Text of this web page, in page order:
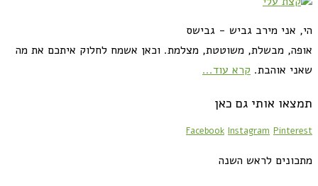
הי, אני מירב גביש - גבישס
אופה, מבשלת, משוטטת, מצלמת. וכאן אשמח לחלוק איתכם את מה
שאני אוהבת. קרא עוד...
תמצאו אותי גם כאן
Facebook Instagram Pinterest
מתכונים לראש השנה